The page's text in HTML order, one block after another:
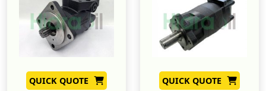
QUICK QUOTE QUICK QUOTE